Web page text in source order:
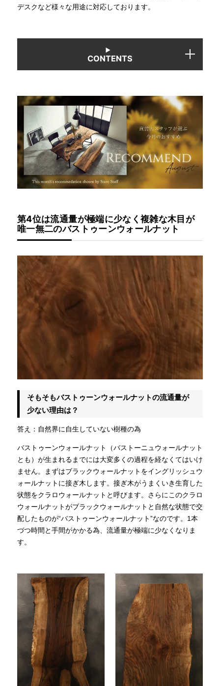
INFORMATION
よくあるご質問
お問い合わせ
デスクなど様々な用途に対応しております。
CONTENTS
第4位は流通量が極端に少なく複雑な木目が
唯一無二のバストゥーンウォールナット
そもそもバストゥーンウォールナットの流通量が
少ない理由は？
答え：自然界に自生していない樹種の為
バストゥーンウォールナット（バストーニュウォールナット
とも）が生まれるまでには大変多くの過程を経なくてはいけ
ません。まずはブラックウォールナットをイングリッシュウ
ォールナットに接ぎ木します。接ぎ木がうまくいき生育した
状態をクラロウォールナットと呼びます。さらにこのクラロ
ウォールナットがブラックウォールナットと自然な状態で交
配したものが“バストゥーンウォールナット”なのです。1本
づつ時間と手間がかかる為、流通量が極端に少なくなりま
す。